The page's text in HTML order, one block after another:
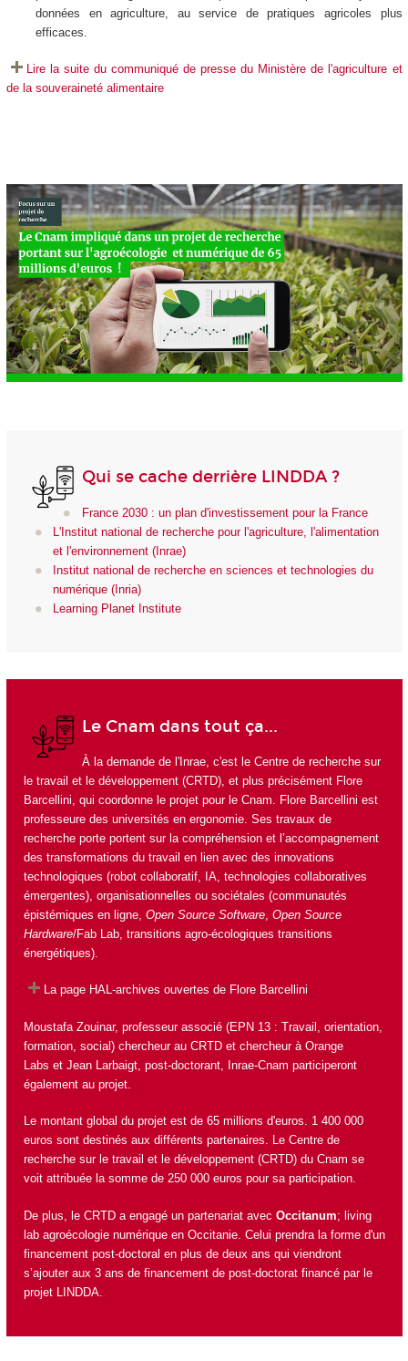
données en agriculture, au service de pratiques agricoles plus
efficaces.
Lire la suite du communiqué de presse du Ministère de l'agriculture et
de la souveraineté alimentaire
Qui se cache derrière LINDDA ?
France 2030 : un plan d'investissement pour la France
L'Institut national de recherche pour l'agriculture, l'alimentation
et l'environnement (Inrae)
Institut national de recherche en sciences et technologies du
numérique (Inria)
Learning Planet Institute
Le Cnam dans tout ça...
À la demande de l'Inrae, c'est le Centre de recherche sur
le travail et le développement (CRTD), et plus précisément Flore
Barcellini , qui coordonne le projet pour le Cnam. Flore Barcellini est
professeure des universités en ergonomie. Ses travaux de
recherche porte portent sur la compréhension et l’accompagnement
des transformations du travail en lien avec des innovations
technologiques (robot collaboratif, IA, technologies collaboratives
émergentes), organisationnelles ou sociétales (communautés
épistémiques en ligne, Open Source Software, Open Source
Hardware/Fab Lab, transitions agro-écologiques transitions
énergétiques).
La page HAL-archives ouvertes de Flore Barcellini
Moustafa Zouinar, professeur associé (EPN 13 : Travail, orientation,
formation, social) chercheur au CRTD et chercheur à Orange
Labs et Jean Larbaigt, post-doctorant, Inrae-Cnam participeront
également au projet.
Le montant global du projet est de 65 millions d'euros. 1 400 000
euros sont destinés aux différents partenaires. Le Centre de
recherche sur le travail et le développement (CRTD)du Cnam se
voit attribuée la somme de 250 000 euros pour sa participation.
De plus, le CRTD a engagé un partenariat avec Occitanum; living
lab agroécologie numérique en Occitanie. Celui prendra la forme d'un
financement post-doctoral en plus de deux ans qui viendront
s’ajouter aux 3 ans de financement de post-doctorat financé par le
projet LINDDA.